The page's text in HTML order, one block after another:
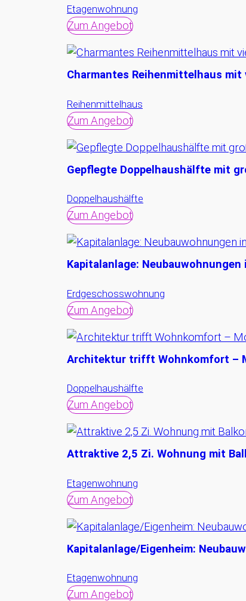
Etagenwohnung
Zum Angebot
Charmantes Reihenmittelhaus
Reihenmittelhaus
Zum Angebot
Gepflegte Doppelhaushälfte mit
Doppelhaushälfte
Zum Angebot
Kapitalanlage:
Erdgeschosswohnung
Zum Angebot
Architektur trifft Wohnkomfort –
Doppelhaushälfte
Zum Angebot
Attraktive 2,5 Zi. Wohnung mit
Etagenwohnung
Zum Angebot
Kapitalanlage/Eigenheim:
Etagenwohnung
Zum Angebot